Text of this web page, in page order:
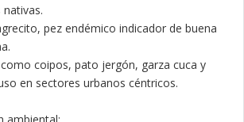
pez endémico indicador de buena
coipos, pato jergón, garza cuca y
en sectores urbanos céntricos.